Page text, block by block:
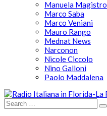
Manuela Magistro
Marco Saba
Marco Veniani
Mauro Rango
Mednat News
Narconon
Nicole Ciccolo
Nino Galloni
Paolo Maddalena